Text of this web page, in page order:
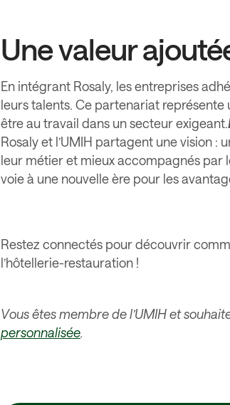
Une valeur
En intégrant Rosaly, les entreprises
leurs talents. Ce partenariat
être au travail dans un secteur exigeant.
Rosaly et l’UMIH partagent une vision :
leur métier et mieux accompagnés par
voie à une nouvelle ère pour les
Restez connectés pour découvrir
l’hôtellerie-restauration !
Vous êtes membre de l’UMIH et
personnalisée.